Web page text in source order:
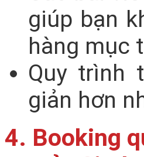
giúp bạn
hàng mục
Quy trình
giản hơn
4. Booking